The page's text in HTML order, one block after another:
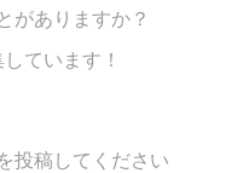
がありますか？
ています！
投稿してください